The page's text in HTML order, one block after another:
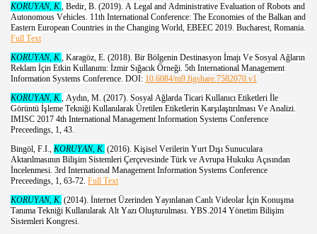
KORUYAN, K. , Bedir, B. (2019). A Legal and Administrative Evaluation of Robots and
Autonomous Vehicles. 11th International Conference: The Economies of the Balkan and
Eastern European Countries in the Changing World, EBEEC 2019. Bucharest, Romania.
Full Text
KORUYAN, K. , Karagöz, E. (2018). Bir Bölgenin Destinasyon İmajı Ve Sosyal Ağların
Reklam İçin Etkin Kullanımı: İzmir Sığacık Örneği. 5th International Management
Information Systems Conference. DOI: 10.6084/m9.figshare.7582070.v1
KORUYAN, K.
, Aydın, M. (2017). Sosyal Ağlarda Ticari Kullanıcı Etiketleri İle
Görüntü İşleme Tekniği Kullanılarak Üretilen Etiketlerin Karşılaştırılması Ve Analizi.
IMISC 2017 4th International Management Information Systems Conference
Preceedings, 1, 43.
Bingöl, F.I., KORUYAN, K. (2016). Kişisel Verilerin Yurt Dışı Sunuculara
Aktarılmasının Bilişim Sistemleri Çerçevesinde Türk ve Avrupa Hukuku Açısından
İncelenmesi. 3rd International Management Information Systems Conference
Preceedings, 1, 63-72. Full Text
KORUYAN, K. (2014). İnternet Üzerinden Yayınlanan Canlı Videolar İçin Konuşma
Tanıma Tekniği Kullanılarak Alt Yazı Oluşturulması. YBS.2014 Yönetim Bilişim
Sistemleri Kongresi.